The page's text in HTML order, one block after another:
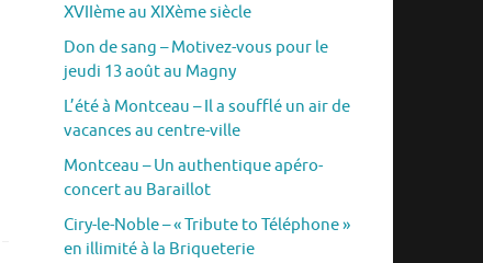
XVIIème au XIXème siècle
Don de sang – Motivez-vous pour le
jeudi 13 août au Magny
L’été à Montceau – Il a soufflé un air de
vacances au centre-ville
Montceau – Un authentique apéro-
concert au Baraillot
Ciry-le-Noble – « Tribute to Téléphone »
en illimité à la Briqueterie